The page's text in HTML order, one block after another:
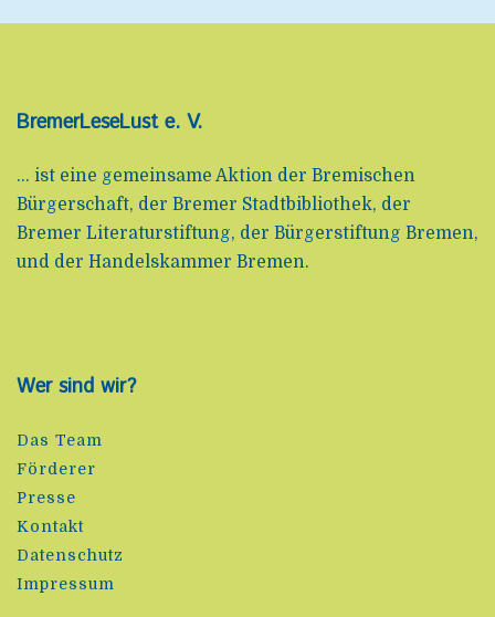
BremerLeseLust e. V.
... ist eine gemeinsame Aktion der Bremischen
Bürgerschaft, der Bremer Stadtbibliothek, der
Bremer Literaturstiftung, der Bürgerstiftung Bremen,
und der Handelskammer Bremen.
Wer sind wir?
Das Team
Förderer
Presse
Kontakt
Datenschutz
Impressum